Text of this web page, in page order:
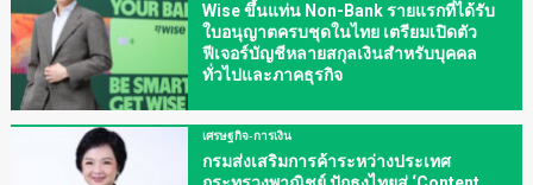
Wise ขึ้นแท่น Non-Bank รายแรกที่ได้รับ
ใบอนุญาตครบชุดในไทย เตรียมเปิดตัว
ฟีเจอร์บัญชีหลายสกุลเงินสำหรับบุคคล
ทั่วไปและภาคธุรกิจ
เศรษฐกิจ-การเงิน
กรมส่งเสริมการค้าระหว่างประเทศ